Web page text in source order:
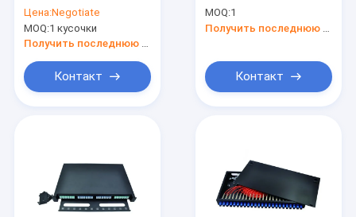
О нас
стекловолокна
Fram
распределения
волокна высокой
плотности 4 ядров
Цена:Negotiate
MOQ:1 кусочки
Получить последнюю цену
Контакт
MPO MTP
MOQ:1
Контакт